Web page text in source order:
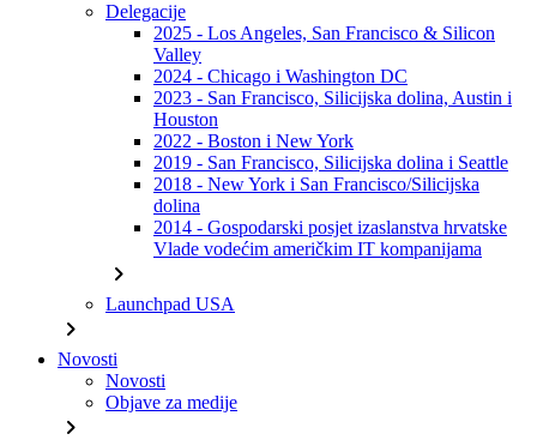
Delegacije
2025 - Los Angeles, San Francisco & Silicon
Valley
2024 - Chicago i Washington DC
2023 - San Francisco, Silicijska dolina, Austin i
Houston
2022 - Boston i New York
2019 - San Francisco, Silicijska dolina i Seattle
2018 - New York i San Francisco/Silicijska
dolina
2014 - Gospodarski posjet izaslanstva hrvatske
Vlade vodećim američkim IT kompanijama
chevron_right
Launchpad USA
chevron_right
Novosti
Novosti
Objave za medije
chevron_right